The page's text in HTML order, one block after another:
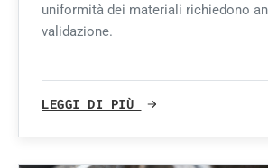
uniformità dei materiali richiedono
validazione.
LEGGI DI PIÙ